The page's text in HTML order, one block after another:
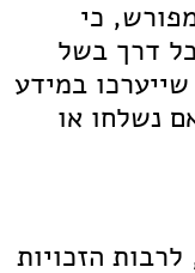
כי
דרך בשל
במידע
נשלחו או
לרבות הזכויות